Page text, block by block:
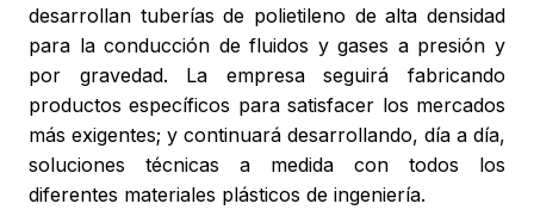
desarrollan tuberías de polietileno de alta densidad
para la conducción de fluidos y gases a presión y
por gravedad. La empresa seguirá fabricando
productos específicos para satisfacer los mercados
más exigentes; y continuará desarrollando, día a día,
soluciones técnicas a medida con todos los
diferentes materiales plásticos de ingeniería.